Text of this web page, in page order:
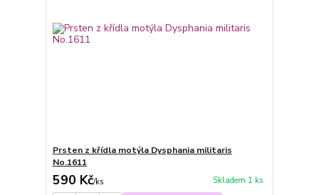
Prsten z křídla motýla Dysphania militaris
No.1611
590 Kč/ks Skladem 1 ks